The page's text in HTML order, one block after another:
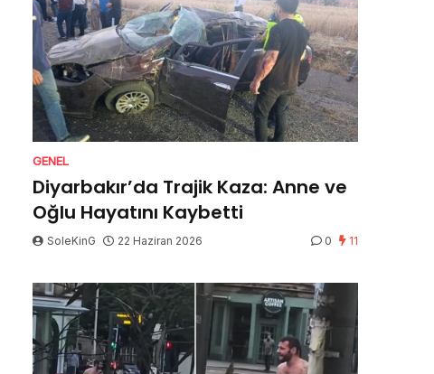
GENEL
Diyarbakır’da Trajik Kaza: Anne ve
Oğlu Hayatını Kaybetti
SoleKinG 22 Haziran 2026 0 11